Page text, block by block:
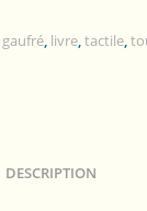
gaufré, livre,tactile,
DESCRIPTION